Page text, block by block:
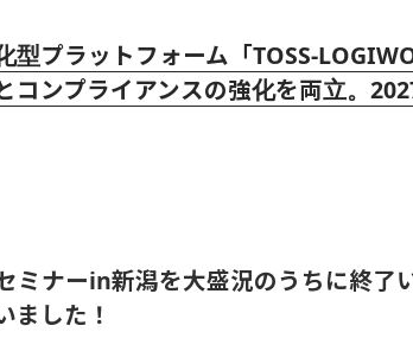
型プラットフォーム「TOSS-
コンプライアンスの強化を両立。
ミナーin新潟を大盛況のうちに終了
ました！